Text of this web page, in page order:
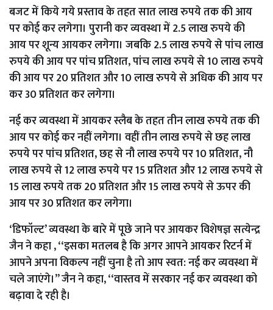
बजट में किये गये प्रस्ताव के तहत सात लाख रुपये तक की आय
पर कोई कर लगेगा। पुरानी कर व्यवस्था में 2.5 लाख रुपये की
आय पर शून्य आयकर लगेगा। जबकि 2.5 लाख रुपये से पांच लाख
रुपये की आय पर पांच प्रतिशत, पांच लाख रुपये से 10 लाख रुपये
की आय पर 20 प्रतिशत और 10 लाख रुपये से अधिक की आय पर
कर 30 प्रतिशत कर लगेगा।
नई कर व्यवस्था में आयकर स्लैब के तहत तीन लाख रुपये तक की
आय पर कोई कर नहीं लगेगा। वहीं तीन लाख रुपये से छह लाख
रुपये पर पांच प्रतिशत, छह से नौ लाख रुपये पर 10 प्रतिशत, नौ
लाख रुपये से 12 लाख रुपये पर 15 प्रतिशत और 12 लाख रुपये से
15 लाख रुपये तक 20 प्रतिशत और 15 लाख रुपये से ऊपर की
आय पर 30 प्रतिशत कर लगेगा।
‘डिफॉल्ट’ व्यवस्था के बारे में पूछे जाने पर आयकर विशेषज्ञ सत्येन्द्र
जैन ने कहा , ‘‘इसका मतलब है कि अगर आपने आयकर रिटर्न में
आपने अपना विकल्प नहीं चुना है तो आप स्वत: नई कर व्यवस्था में
चले जाएंगे।’’ जैन ने कहा, ‘‘वास्तव में सरकार नई कर व्यवस्था को
बढ़ावा दे रही है।